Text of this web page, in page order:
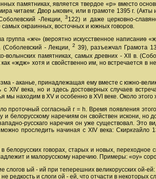
памятниках, является твердое «р» вместо
читаем: Дворыкович, или в грамоте 1395 г. (Акты
-Лекции,3122) и даже церковно-
самых окраинных, восточных и южных говоров.
«жч» (вероятно искусственное написаниѳ
(Соболевский - Лекции,2 39), разъежчал Грамота
волынских памятниках, самых древних - ХІІ в.
«ждж» хотя и свойственно им, но встречается в
- аканье, принадлежащая ему вместе с южно-
с ХIV века, но и здесь достоверных случаев
находим в XV и особенно в XVI веке. Около
проточный согласный г = h. Время появления
и белорусскому наречиям он свойствен искони,
русскаго наречия он уже существовал. Это
проследить начиная с XIV века: Скиркгайло
белорусских говорах, старых и новых,
и малорусскому наречию. Примеры: «оу»
слогов ый - ий при теперешних великорусских ой-
редкость и слоги ой - ей, что отчасти в некоторых